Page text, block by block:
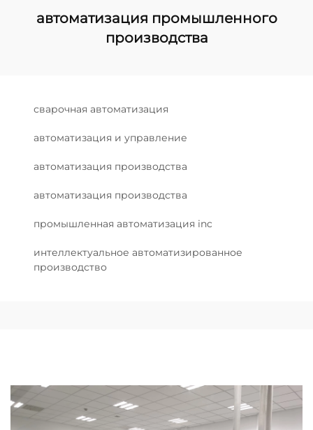
автоматизация промышленного
производства
сварочная автоматизация
автоматизация и управление
автоматизация производства
автоматизация производства
промышленная автоматизация inc
интеллектуальное автоматизированное
производство